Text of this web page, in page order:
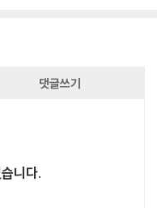
댓글쓰기
니다.